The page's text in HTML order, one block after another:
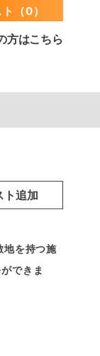
（0）
方はこちら
ト追加
地を持つ施
できま